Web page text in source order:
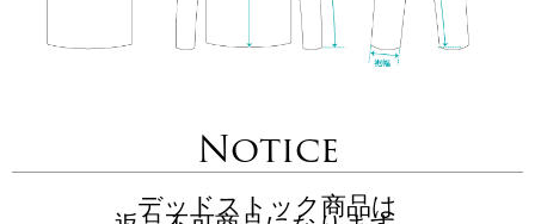
Notice
デッドストック商品は